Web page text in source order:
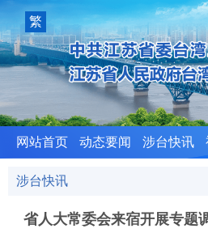
繁
體
版
网站首页 动态要闻 涉台快讯
涉台快讯
省人大常委会来宿开展专题